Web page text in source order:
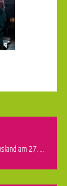
Infotag Freiwilligendienste im Ausland am 27. September 2025